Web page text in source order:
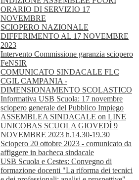
ORARIO DI SERVIZIO 17
NOVEMBRE
SCIOPERO NAZIONALE
DIFFERIMENTO AL 17 NOVEMBRE
2023
Intervento Commissione garanzia sciopero
FeNSIR
COMUNICATO SINDACALE FLC
CGIL CAMPANIA -
DIMENSIONAMENTO SCOLASTICO
Informativa USB Scuola: 17 novembre
sciopero generale del Pubblico Impiego
ASSEMBLEA SINDACALE on LINE
UNICOBAS SCUOLA GIOVEDÌ 9
NOVEMBRE 2023 h.14.30-19.30
Sciopero 20 ottobre 2023 - comunicato da
affiggere in bacheca sindacale
USB Scuola e Cestes: Convegno di
formazione docenti "La riforma dei tecnici